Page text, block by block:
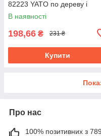
82223 YATO по дереву і
металу, l= 90 мм, w= 65 мм
В наявності
198,66 ₴ 231 ₴
Купити
Про нас
100% позитивних з 789